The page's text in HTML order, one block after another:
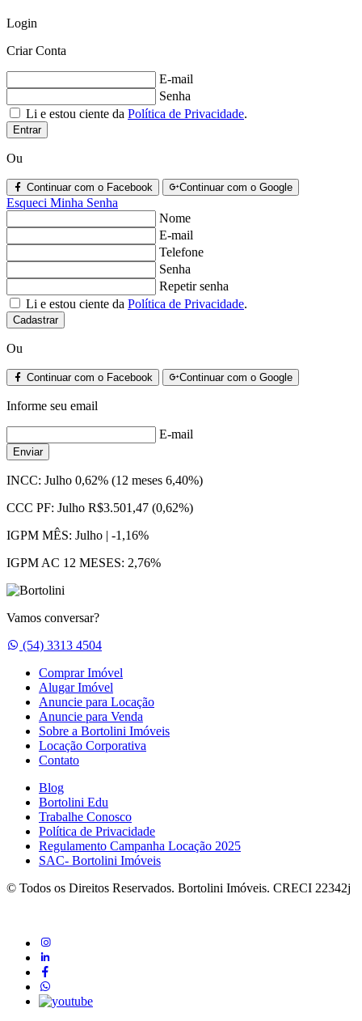
Login
Criar Conta
E-mail
Senha
Li e estou ciente da Política de Privacidade.
Entrar
Ou
Continuar com o Facebook Continuar com o Google
Esqueci Minha Senha
Nome
E-mail
Telefone
Senha
Repetir senha
Li e estou ciente da Política de Privacidade.
Cadastrar
Ou
Continuar com o Facebook Continuar com o Google
Informe seu email
E-mail
Enviar
INCC: Julho 0,62% (12 meses 6,40%)
CCC PF: Julho R$3.501,47 (0,62%)
IGPM MÊS: Julho | -1,16%
IGPM AC 12 MESES: 2,76%
Vamos conversar?
Whatsapp
(54) 3313 4504
Comprar Imóvel
Alugar Imóvel
Anuncie para Locação
Anuncie para Venda
Sobre a Bortolini Imóveis
Locação Corporativa
Contato
Blog
Bortolini Edu
Trabalhe Conosco
Política de Privacidade
Regulamento Campanha Locação 2025
SAC- Bortolini Imóveis
© Todos os Direitos Reservados. Bortolini Imóveis. CRECI 22342j
instagram
linkedin
Facebook
whatsapp